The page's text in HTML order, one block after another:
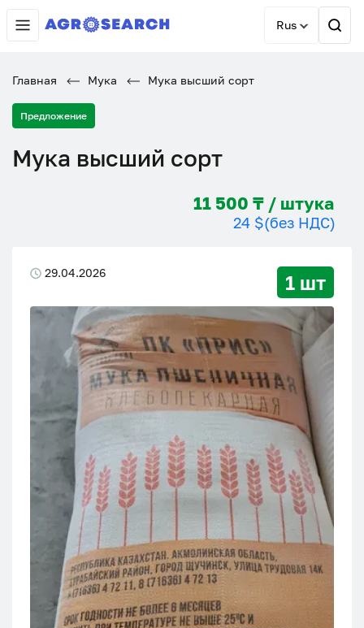
Rus
Главная Мука Мука высший сорт
Предложение
Мука высший сорт
11 500 ₸ / штука
24 $(без НДС)
29.04.2026 1 шт